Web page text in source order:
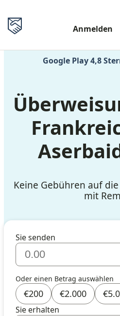
Anmelden
Google Play 4,8
Keine Gebühren auf
mit
Sie senden
Oder einen Betrag auswählen
€200 €2.000 €
Sie erhalten